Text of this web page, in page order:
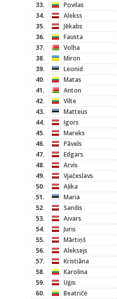
33.
Povilas
34.
Alekss
35.
Jēkabs
36.
Fausta
37.
Volha
38.
Miron
39.
Leonid
40.
Matas
41.
Anton
42.
Vilte
43.
Matteus
44.
Igors
45.
Mareks
46.
Pāvels
47.
Edgars
48.
Arvis
49.
Vjačeslavs
50.
Aļika
51.
Maria
52.
Sandis
53.
Aivars
54.
Juris
55.
Mārtiņš
56.
Aleksejs
57.
Kristiāna
58.
Karolina
59.
Uģis
60.
Beatričė